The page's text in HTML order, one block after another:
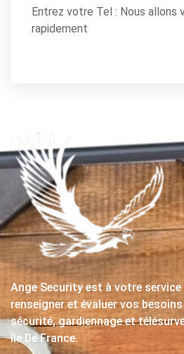
Entrez votre Tel : Nous
rapidement
Ange Security est à votre
renseigner et évaluer vos
sécurité, gardiennage et
Île De France.